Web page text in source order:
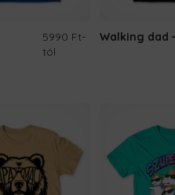
5990 Ft-
tól
Walking dad